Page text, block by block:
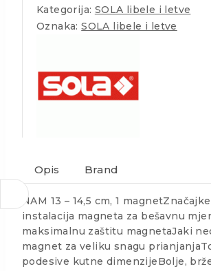
Kategorija: SOLA libele i letve
Oznaka:SOLA libele i letve
Opis Brand
NAM 13 – 14,5 cm, 1
instalacija magneta za bešavnu
maksimalnu zaštitu magnetaJaki
magnet za veliku snagu
podesive kutne dimenzijeBolje,